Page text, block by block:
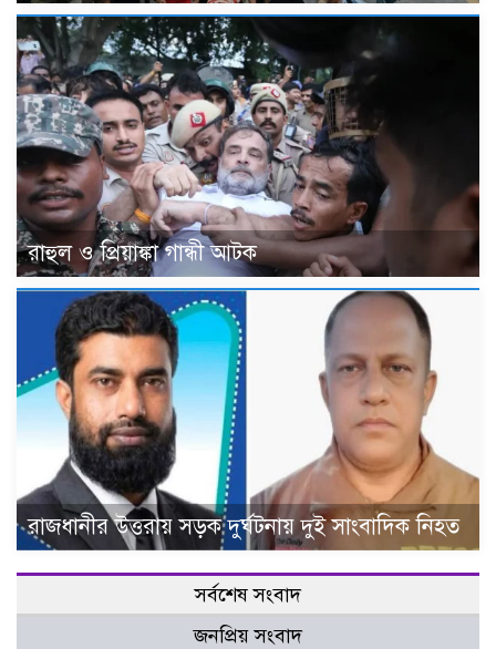
রাহুল ও প্রিয়াঙ্কা গান্ধী আটক
রাজধানীর উত্তরায় সড়ক দুর্ঘটনায় দুই সাংবাদিক নিহত
সর্বশেষ সংবাদ
জনপ্রিয় সংবাদ